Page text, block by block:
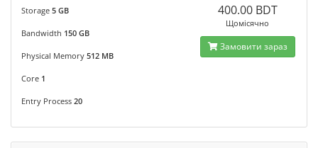
Storage 5 GB
Bandwidth 150 GB
Physical Memory 512 MB
Core 1
Entry Process 20
400.00 BDT
Щомісячно
Замовити зараз